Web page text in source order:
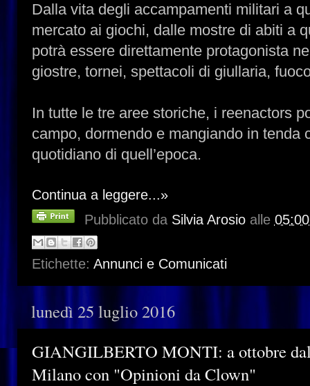
Dalla vita degli accampamenti militari a
mercato ai giochi, dalle mostre di abiti a
potrà essere direttamente protagonista
giostre, tornei, spettacoli di giullaria,
In tutte le tre aree storiche, i reenactors
campo, dormendo e mangiando in tenda
quotidiano di quell’epoca.
Continua a leggere...»
Pubblicato da Silvia Arosio alle
Etichette: Annunci e Comunicati
lunedì 25 luglio 2016
GIANGILBERTO MONTI: a ottobre
Milano con "Opinioni da Clown"